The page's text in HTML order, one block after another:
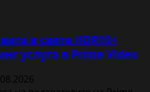
в света HDR10+
услуга в Prime Video